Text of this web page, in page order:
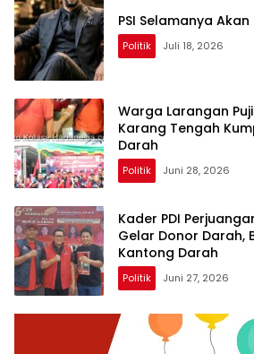
PSI Selamanya
Politik Juli 18, 2026
Warga Larangan
Karang Tengah
Darah
Politik Juni 28, 2026
Kader PDI
Gelar Donor Darah,
Kantong Darah
Politik Juni 27, 2026